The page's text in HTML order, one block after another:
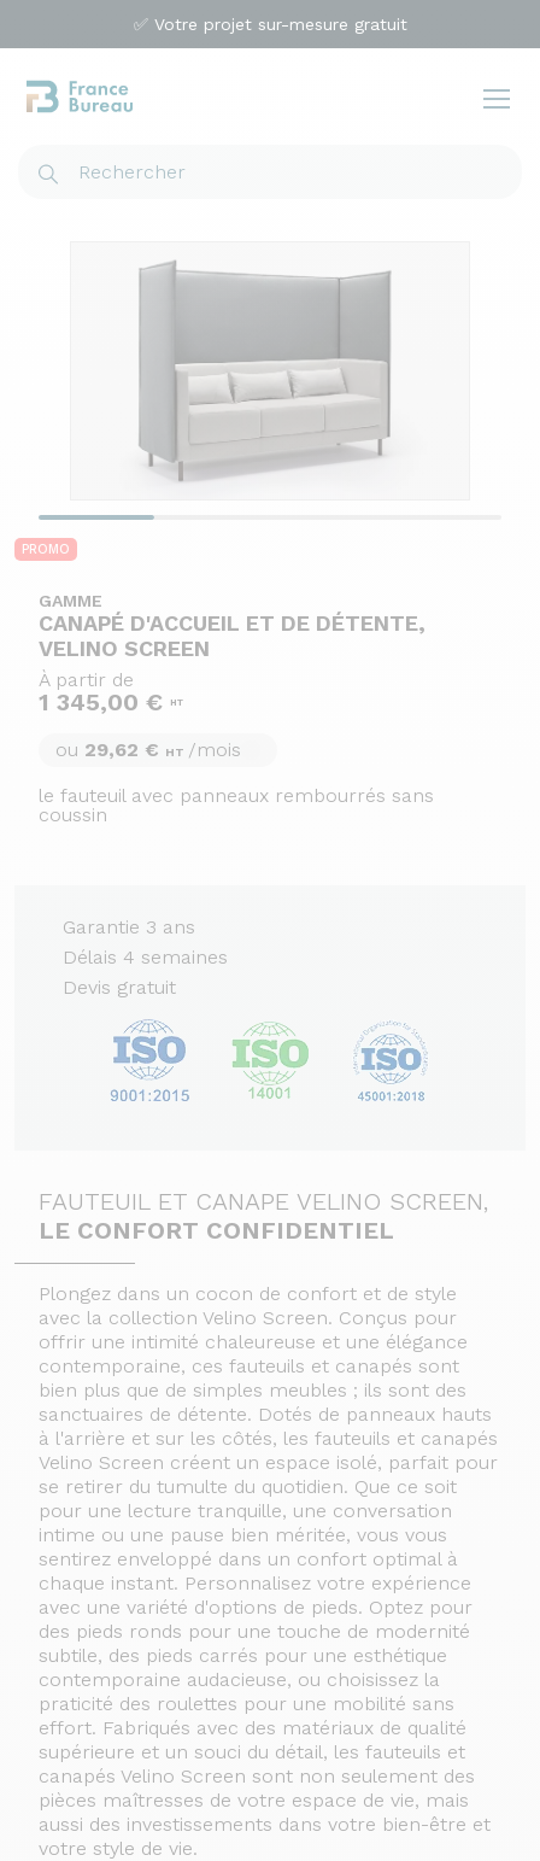
✅ Votre projet sur-mesure gratuit
PROMO
GAMME
CANAPÉ D'ACCUEIL ET DE DÉTENTE,
VELINO SCREEN
À partir de
1 345,00 € HT
ou 29,62 € HT /mois
le fauteuil avec panneaux rembourrés sans
coussin
Garantie 3 ans
Délais 4 semaines
Devis gratuit
FAUTEUIL ET CANAPE VELINO SCREEN,
LE CONFORT CONFIDENTIEL
Plongez dans un cocon de confort et de style
avec la collection Velino Screen. Conçus pour
offrir une intimité chaleureuse et une élégance
contemporaine, ces fauteuils et canapés sont
bien plus que de simples meubles ; ils sont des
sanctuaires de détente. Dotés de panneaux hauts
à l'arrière et sur les côtés, les fauteuils et canapés
Velino Screen créent un espace isolé, parfait pour
se retirer du tumulte du quotidien. Que ce soit
pour une lecture tranquille, une conversation
intime ou une pause bien méritée, vous vous
sentirez enveloppé dans un confort optimal à
chaque instant. Personnalisez votre expérience
avec une variété d'options de pieds. Optez pour
des pieds ronds pour une touche de modernité
subtile, des pieds carrés pour une esthétique
contemporaine audacieuse, ou choisissez la
praticité des roulettes pour une mobilité sans
effort. Fabriqués avec des matériaux de qualité
supérieure et un souci du détail, les fauteuils et
canapés Velino Screen sont non seulement des
pièces maîtresses de votre espace de vie, mais
aussi des investissements dans votre bien-être et
votre style de vie.